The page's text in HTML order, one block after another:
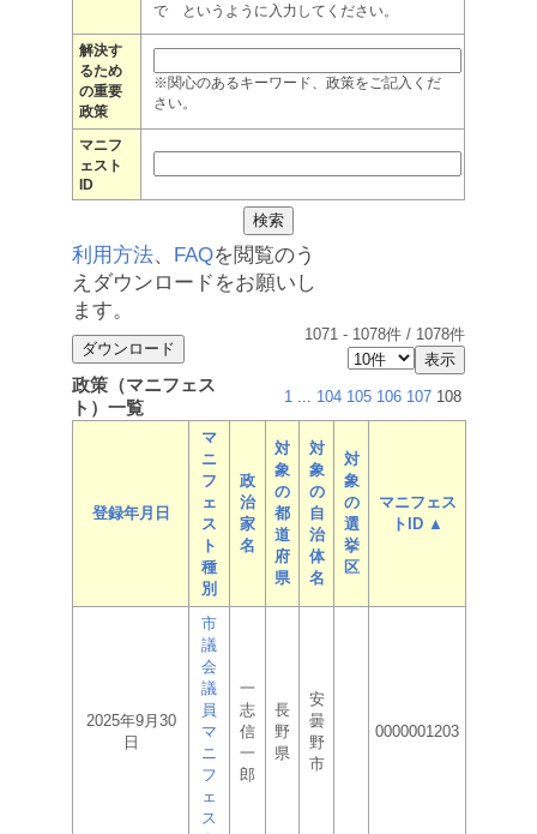
で というように入力してください。
解決す
るため
の重要
政策
※関心のあるキーワード、政策をご記入くだ
さい。
マニフ
ェスト
ID
利用方法、 FAQを閲覧のう
えダウンロードをお願いし
ます。
1071 - 1078件 / 1078件
政策（マニフェス
ト）一覧
1 ... 104 105 106 107 108
登録年月日
マ
ニ
フ
ェ
ス
ト
種
別
政
治
家
名
対
象
の
都
道
府
県
対
象
の
自
治
体
名
対
象
の
選
挙
区
マニフェス
トID ▲
2025年9月30
日
市
議
会
議
員
マ
ニ
フ
ェ
ス
一
志
信
一
郎
長
野
県
安
曇
野
市
0000001203